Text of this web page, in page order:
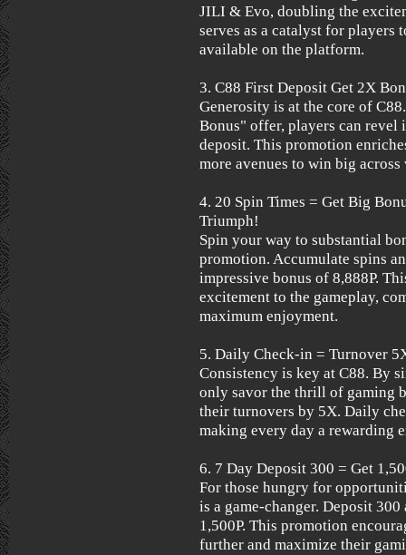
JILI & Evo, doubling the
serves as a catalyst for players
available on the platform.
3. C88 First Deposit Get 2X
Generosity is at the core of
Bonus" offer, players can
deposit. This promotion
more avenues to win big across
4. 20 Spin Times = Get Big
Triumph!
Spin your way to substantial
promotion. Accumulate spins
impressive bonus of 8,888P.
excitement to the gameplay,
maximum enjoyment.
5. Daily Check-in = Turnover
Consistency is key at C88. By
only savor the thrill of gaming
their turnovers by 5X. Daily
making every day a rewarding
6. 7 Day Deposit 300 = Get
For those hungry for
is a game-changer. Deposit
1,500P. This promotion
further and maximize their